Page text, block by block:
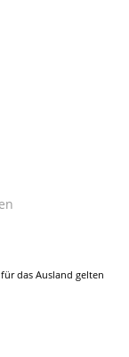
das Ausland gelten